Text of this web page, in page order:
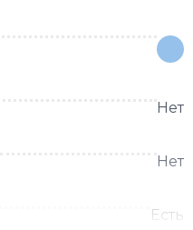
Нет
Нет
Есть